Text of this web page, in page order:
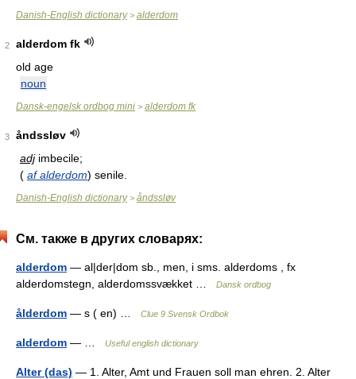
Danish-English dictionary> alderdom
2
alderdom fk
old age
noun
Dansk-engelsk ordbog mini > alderdom fk
3
åndssløv
adjimbecile;
( af alderdom) senile.
Danish-English dictionary> åndssløv
См. также в других словарях:
alderdom — al|der|dom sb., men, i sms. alderdoms , fx
alderdomstegn, alderdomssvækket …
Dansk ordbog
ålderdom — s ( en) … Clue 9 Svensk Ordbok
alderdom — … Useful english dictionary
Alter (das) — 1. Alter, Amt und Frauen soll man ehren. 2. Alter